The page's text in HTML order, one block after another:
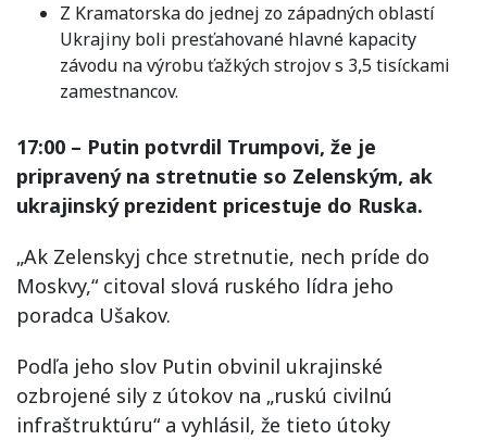
Z Kramatorska do jednej zo západných oblastí
Ukrajiny boli presťahované hlavné kapacity
závodu na výrobu ťažkých strojov s 3,5 tisíckami
zamestnancov.
17:00 – Putin potvrdil Trumpovi, že je
pripravený na stretnutie so Zelenským, ak
ukrajinský prezident pricestuje do Ruska.
„Ak Zelenskyj chce stretnutie, nech príde do
Moskvy,“ citoval slová ruského lídra jeho
poradca Ušakov.
Podľa jeho slov Putin obvinil ukrajinské
ozbrojené sily z útokov na „ruskú civilnú
infraštruktúru“ a vyhlásil, že tieto útoky